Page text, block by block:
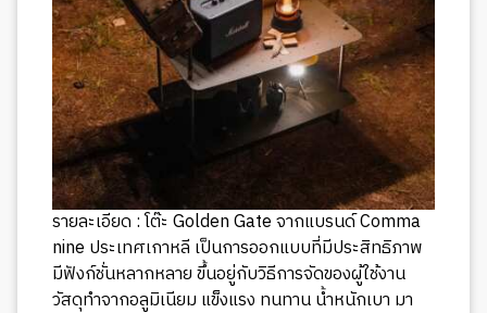
รายละเอียด : โต๊ะ Golden Gate จากแบรนด์ Comma
nine ประเทศเกาหลี เป็นการออกแบบที่มีประสิทธิภาพ
มีฟังก์ชั่นหลากหลาย ขึ้นอยู่กับวิธีการจัดของผู้ใช้งาน
วัสดุทำจากอลูมิเนียม แข็งแรง ทนทาน น้ำหนักเบา มา